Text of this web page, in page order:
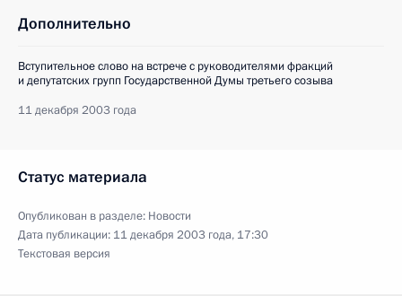
Дополнительно
Вступительное слово на встрече с руководителями фракций
и депутатских групп Государственной Думы третьего созыва
11 декабря 2003 года
Статус материала
Опубликован в разделе: Новости
Дата публикации: 11 декабря 2003 года, 17:30
Текстовая версия